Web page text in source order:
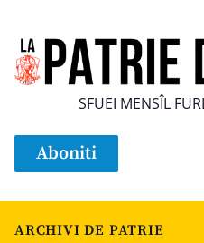
SFUEI MENSÎL
Aboniti
ARCHIVI DE PATRIE